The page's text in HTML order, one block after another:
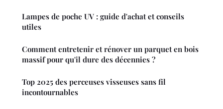
Lampes de poche UV : guide d'achat et conseils
utiles
Comment entretenir et rénover un parquet en bois
massif pour qu'il dure des décennies ?
Top 2025 des perceuses visseuses sans fil
incontournables